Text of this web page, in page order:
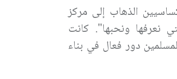
الذهاب إلى مركز
نعرفها ونحبها". كانت
دور فعال في بناء